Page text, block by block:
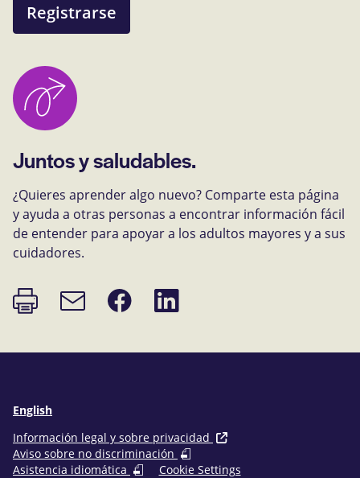
Registrarse
Juntos y saludables.
¿Quieres aprender algo nuevo? Comparte esta página
y ayuda a otras personas a encontrar información fácil
de entender para apoyar a los adultos mayores y a sus
cuidadores.
Imprimir
página
Enlace
de
Compartir
en
Compartir
en
English
Información legal y sobre privacidad
Aviso sobre no discriminación
Asistencia idiomática
Cookie Settings